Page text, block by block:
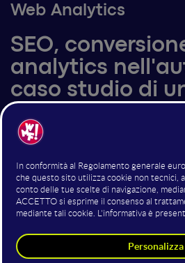
Web Analytics
SEO,
analytics
caso studio di
Mercedes-Benz
Caso studio del dealer
progetto web con connotazioni
nell'automotive per un brand
multimarca dell'usato. Strategie
(analisi, strategia,
elementi di conversione e